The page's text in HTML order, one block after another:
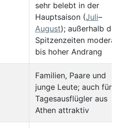
sehr belebt in der
Hauptsaison (Juli–
August); außerhalb der
Spitzenzeiten
bis hoher Andrang
Familien, Paare und
junge Leute; auch für
Tagesausflügler aus
Athen attraktiv